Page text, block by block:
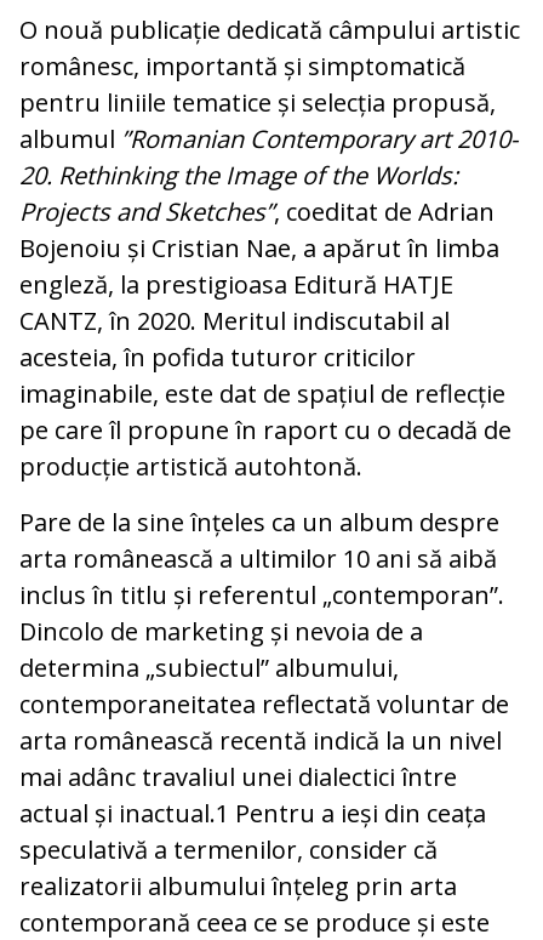
O nouă publicație dedicată câmpului artistic
românesc, importantă și simptomatică
pentru liniile tematice și selecția propusă,
albumul ”Romanian Contemporary art 2010-
20. Rethinking the Image of the Worlds:
Projects and Sketches”, coeditat de Adrian
Bojenoiu și Cristian Nae, a apărut în limba
engleză, la prestigioasa Editură HATJE
CANTZ, în 2020. Meritul indiscutabil al
acesteia, în pofida tuturor criticilor
imaginabile, este dat de spațiul de reflecție
pe care îl propune în raport cu o decadă de
producție artistică autohtonă.
Pare de la sine înțeles ca un album de­spre
arta românească a ultimilor 10 ani să aibă
inclus în titlu și referentul „contemporan”.
Dincolo de marketing și nevoia de a
determina „subiectul” albumului,
contemporaneitatea reflectată voluntar de
arta românească recentă indică la un nivel
mai adânc travaliul unei dialectici între
actual și inactual.1 Pentru a ieși din ceața
speculativă a termenilor, consider că
realizatorii albumului înțeleg prin arta
contemporană ceea ce se produce și este